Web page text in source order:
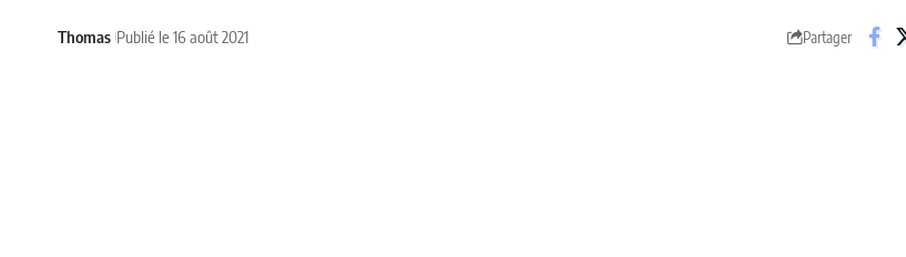
Thomas Publié le 16 août 2021 Partager